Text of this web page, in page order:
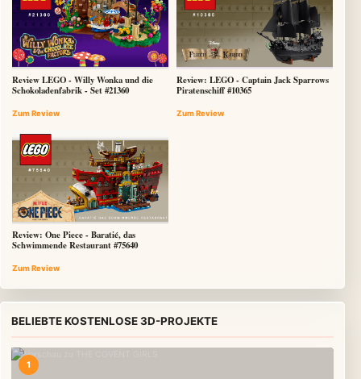
Review LEGO - Willy Wonka und die
Schokoladenfabrik - Set #21360
Zum Review
Review: LEGO - Captain Jack Sparrows
Piratenschiff #10365
Zum Review
Review: One Piece - Baratié, das
Schwimmende Restaurant #75640
Zum Review
BELIEBTE KOSTENLOSE 3D-PROJEKTE